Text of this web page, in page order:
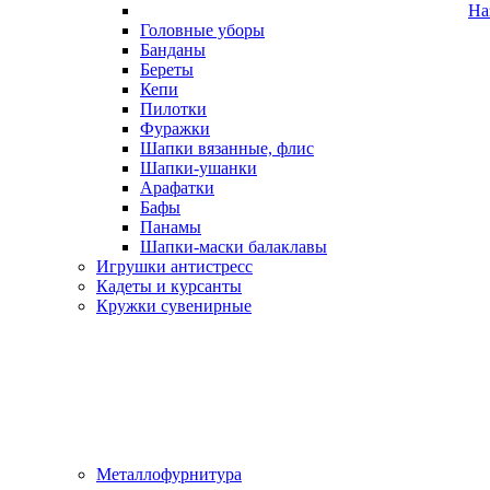
Головные уборы
Банданы
Береты
Кепи
Пилотки
Фуражки
Шапки вязанные, флис
Шапки-ушанки
Арафатки
Бафы
Панамы
Шапки-маски балаклавы
Игрушки антистресс
Кадеты и курсанты
Кружки сувенирные
Металлофурнитура